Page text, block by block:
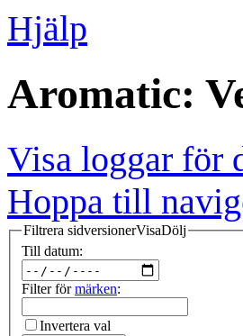
Hjälp
Aromatic:
Visa loggar för
Hoppa till
Filtrera sidversionerVisaDölj
Till datum:
Filter förmärken:
Invertera val